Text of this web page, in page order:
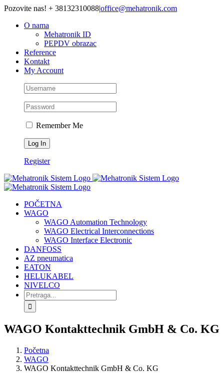
Skip
content
Pozovite nas! + 38132310088|office@mehatronik.com
O nama
Mehatronik ID
PEPDV obrazac
Reference
Kontakt
My Account
Remember Me
Register
POČETNA
WAGO
WAGO Automation Technology
WAGO Electrical Interconnections
WAGO Interface Electronic
DANFOSS
AZ pneumatica
EATON
HELUKABEL
NIVELCO
Search
for:
WAGO Kontakttechnik GmbH & Co. KG
Početna
WAGO
WAGO Kontakttechnik GmbH & Co. KG